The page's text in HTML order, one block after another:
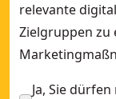
relevante
Zielgruppen zu
Ja, Sie